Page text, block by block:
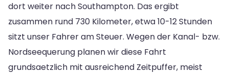
dort weiter nach Southampton. Das ergibt
zusammen rund 730 Kilometer, etwa 10-12 Stunden
sitzt unser Fahrer am Steuer. Wegen der Kanal- bzw.
Nordseequerung planen wir diese Fahrt
grundsaetzlich mit ausreichend Zeitpuffer, meist